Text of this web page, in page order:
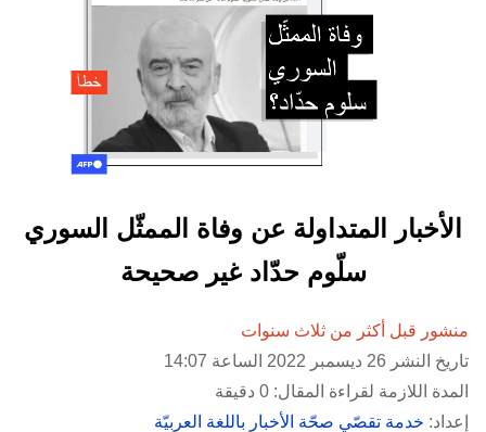
الأخبار المتداولة عن وفاة الممثّل السوري
سلّوم حدّاد غير صحيحة
منشور قبل أكثر من ثلاث سنوات
تاريخ النشر 26 ديسمبر 2022 الساعة 14:07
المدة اللازمة لقراءة المقال: 0 دقيقة
إعداد: خدمة تقصّي صحّة الأخبار باللغة العربيّة